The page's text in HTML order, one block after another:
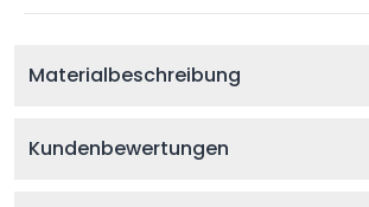
Materialbeschreibung
Kundenbewertungen